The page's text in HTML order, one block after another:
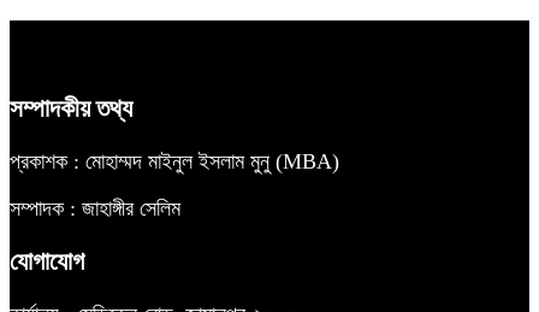
সম্পাদকীয় তথ্য
প্রকাশক : মোহাম্মদ মাইনুল ইসলাম মুনু (MBA)
সম্পাদক : জাহাঙ্গীর সেলিম
যোগাযোগ